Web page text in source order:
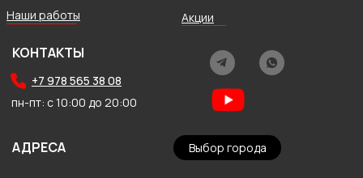
+7 978 565 38 08
пн-пт: с 10:00 до 20:00
КОНТАКТЫ
АДРЕСА
Наши работы
Выбор города
Акции